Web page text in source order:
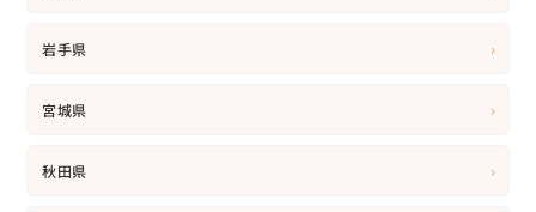
岩手県 ›
宮城県 ›
秋田県 ›